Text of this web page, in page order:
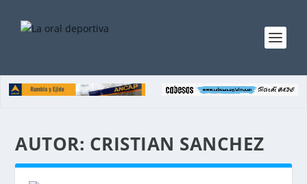
AUTOR: CRISTIAN SANCHEZ